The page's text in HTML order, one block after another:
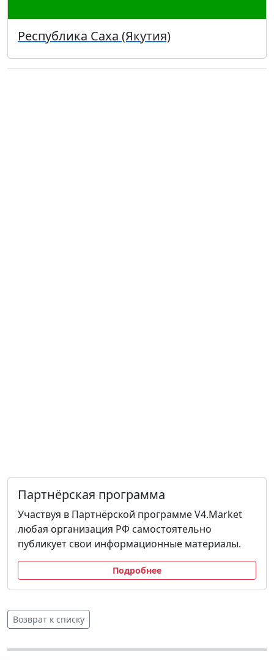
Республика Саха (Якутия)
Партнёрская программа
Участвуя в Партнёрской программе V4.Market
любая организация РФ самостоятельно
публикует свои информационные материалы.
Подробнее
Возврат к списку